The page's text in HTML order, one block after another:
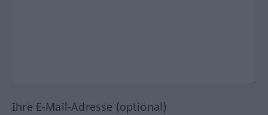
Ihre E-Mail-Adresse (optional)